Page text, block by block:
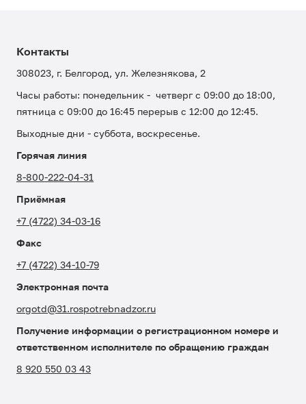
Контакты
308023, г. Белгород, ул. Железнякова, 2
Часы работы: понедельник - четверг с 09:00 до 18:00,
пятница с 09:00 до 16:45 перерыв с 12:00 до 12:45.
Выходные дни - суббота, воскресенье.
Горячая линия
8-800-222-04-31
Приёмная
+7 (4722) 34-03-16
Факс
+7 (4722) 34-10-79
Электронная почта
orgotd@31.rospotrebnadzor.ru
Получение информации о регистрационном номере и
ответственном исполнителе по обращению граждан
8 920 550 03 43